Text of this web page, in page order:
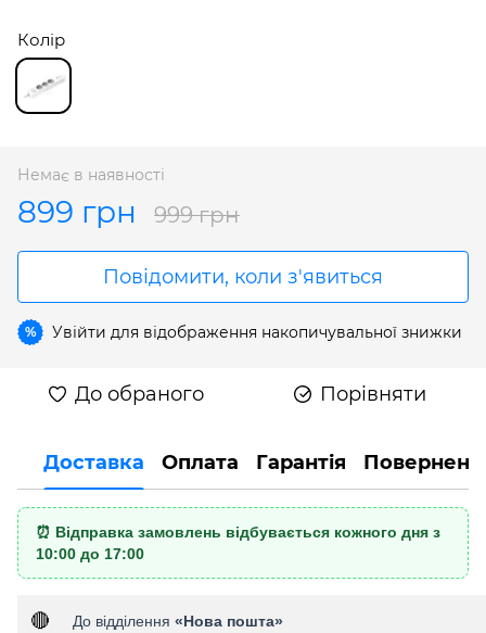
Колір
Немає в наявності
899 грн 999 грн
Повідомити, коли з'явиться
% Увійти для відображення накопичувальної знижки
До обраного Порівняти
Доставка Оплата Гарантія
⏰ Відправка замовлень відбувається кожного дня з
10:00 до 17:00
🔴 До відділення «Нова пошта»